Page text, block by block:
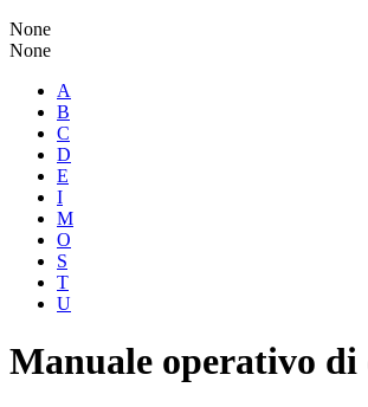
None
None
A
B
C
D
E
I
M
O
S
T
U
Manuale operativo di